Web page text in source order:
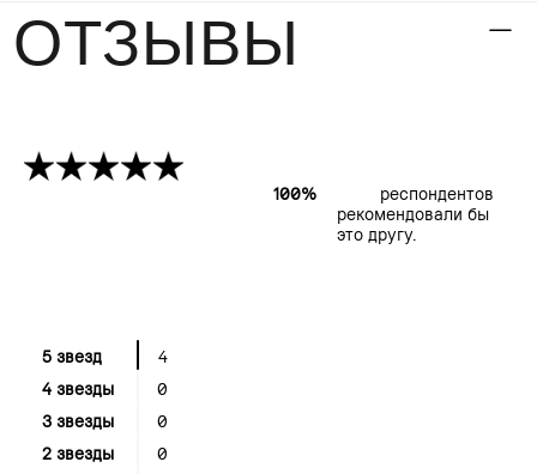
ОТЗЫВЫ
100%
респондентов
рекомендовали бы
это другу.
5 звезд
4
4 звезды
0
3 звезды
0
2 звезды
0